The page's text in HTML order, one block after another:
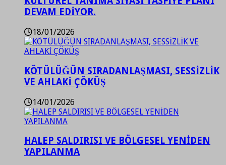
DEVAM EDİYOR.
18/01/2026
KÖTÜLÜĞÜN SIRADANLAŞMASI, SESSİZLİK
VE AHLAKİ ÇÖKÜŞ
14/01/2026
HALEP SALDIRISI VE BÖLGESEL YENİDEN
YAPILANMA